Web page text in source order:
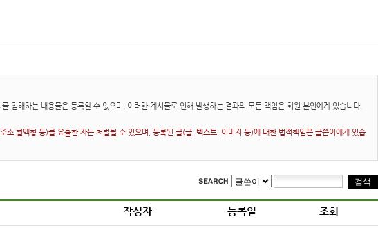
침해하는 내용물은 등록할 수 없으며, 이러한 게시물로 인해 발생하는 결과의 모든 책임은 회원 본인에게 있습니다.
,혈액형 등)를 유출한 자는 처벌될 수 있으며, 등록된 글(글, 텍스트, 이미지 등)에 대한 법적책임은 글쓴이에게 있습
작성자 등록일 조회